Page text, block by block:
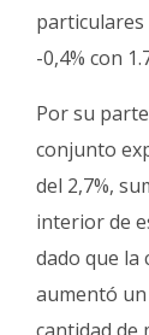
particulares
-0,4% con
Por su
conjunto
del 2,7%,
interior de
dado que
aumentó un